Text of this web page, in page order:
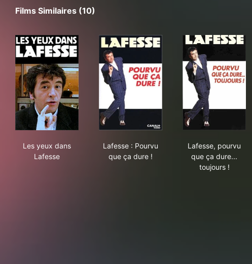
Films Similaires (10)
Les yeux dans
Lafesse
Lafesse : Pourvu
que ça dure !
Lafesse, pourvu
que ça dure...
toujours !